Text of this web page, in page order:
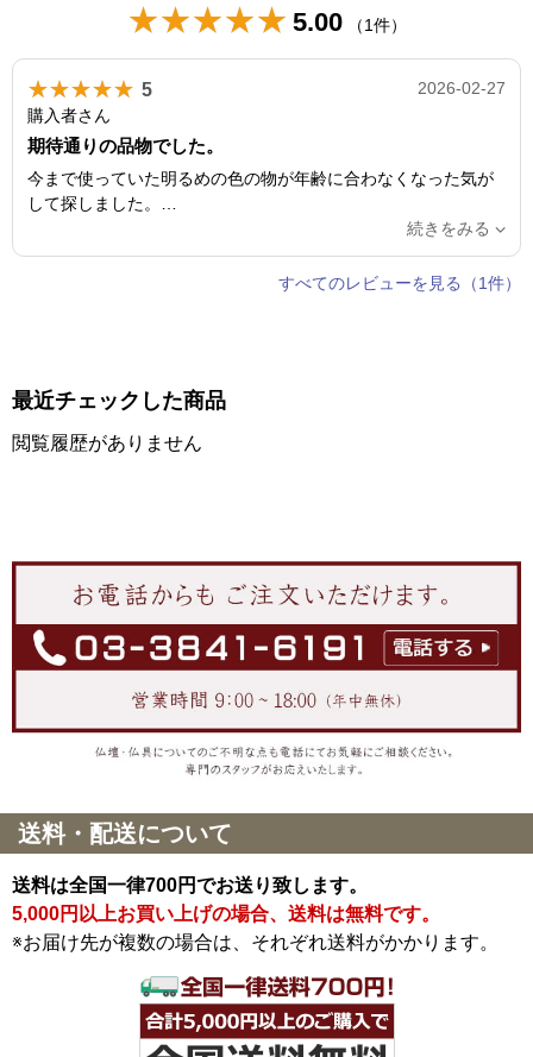
★★★★★ 5.00 （1件）
★★★★★ 5 2026-02-27
購入者さん
期待通りの品物でした。
今まで使っていた明るめの色の物が年齢に合わなくなった気が
して探しました。
この商品、高級感があり落ち着いたカラーでこれから長く使え
そうです。
画面で見ている時はフサの色も茶色の方が良いのでは？と思い
続きをみる
すべてのレビューを見る（1件）
最近チェックした商品
閲覧履歴がありません
送料・配送について
送料は全国一律700円でお送り致します。
5,000円以上お買い上げの場合、送料は無料です。
※お届け先が複数の場合は、それぞれ送料がかかります。